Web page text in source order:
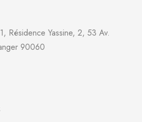
Résidence Yassine, 2, 53 Av.
90060